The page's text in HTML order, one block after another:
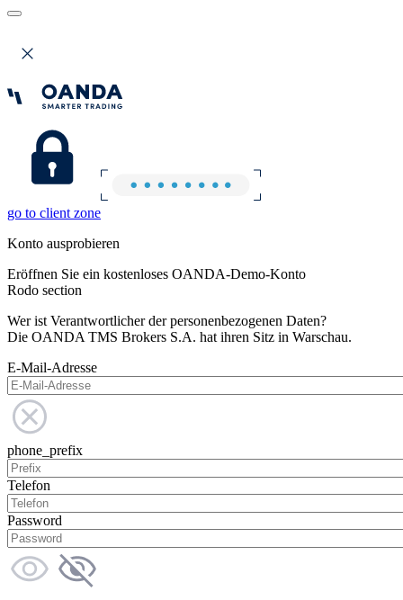
go to client zone
Konto ausprobieren
Eröffnen Sie ein kostenloses OANDA-Demo-Konto
Rodo section
Wer ist Verantwortlicher der personenbezogenen Daten?
Die OANDA TMS Brokers S.A. hat ihren Sitz in Warschau.
E-Mail-Adresse
phone_prefix
Telefon
Password